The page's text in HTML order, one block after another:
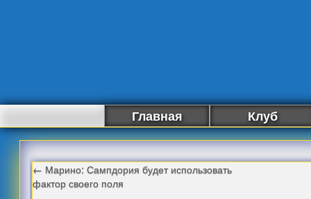
Главная Клуб
← Марино: Сампдория будет использовать
фактор своего поля